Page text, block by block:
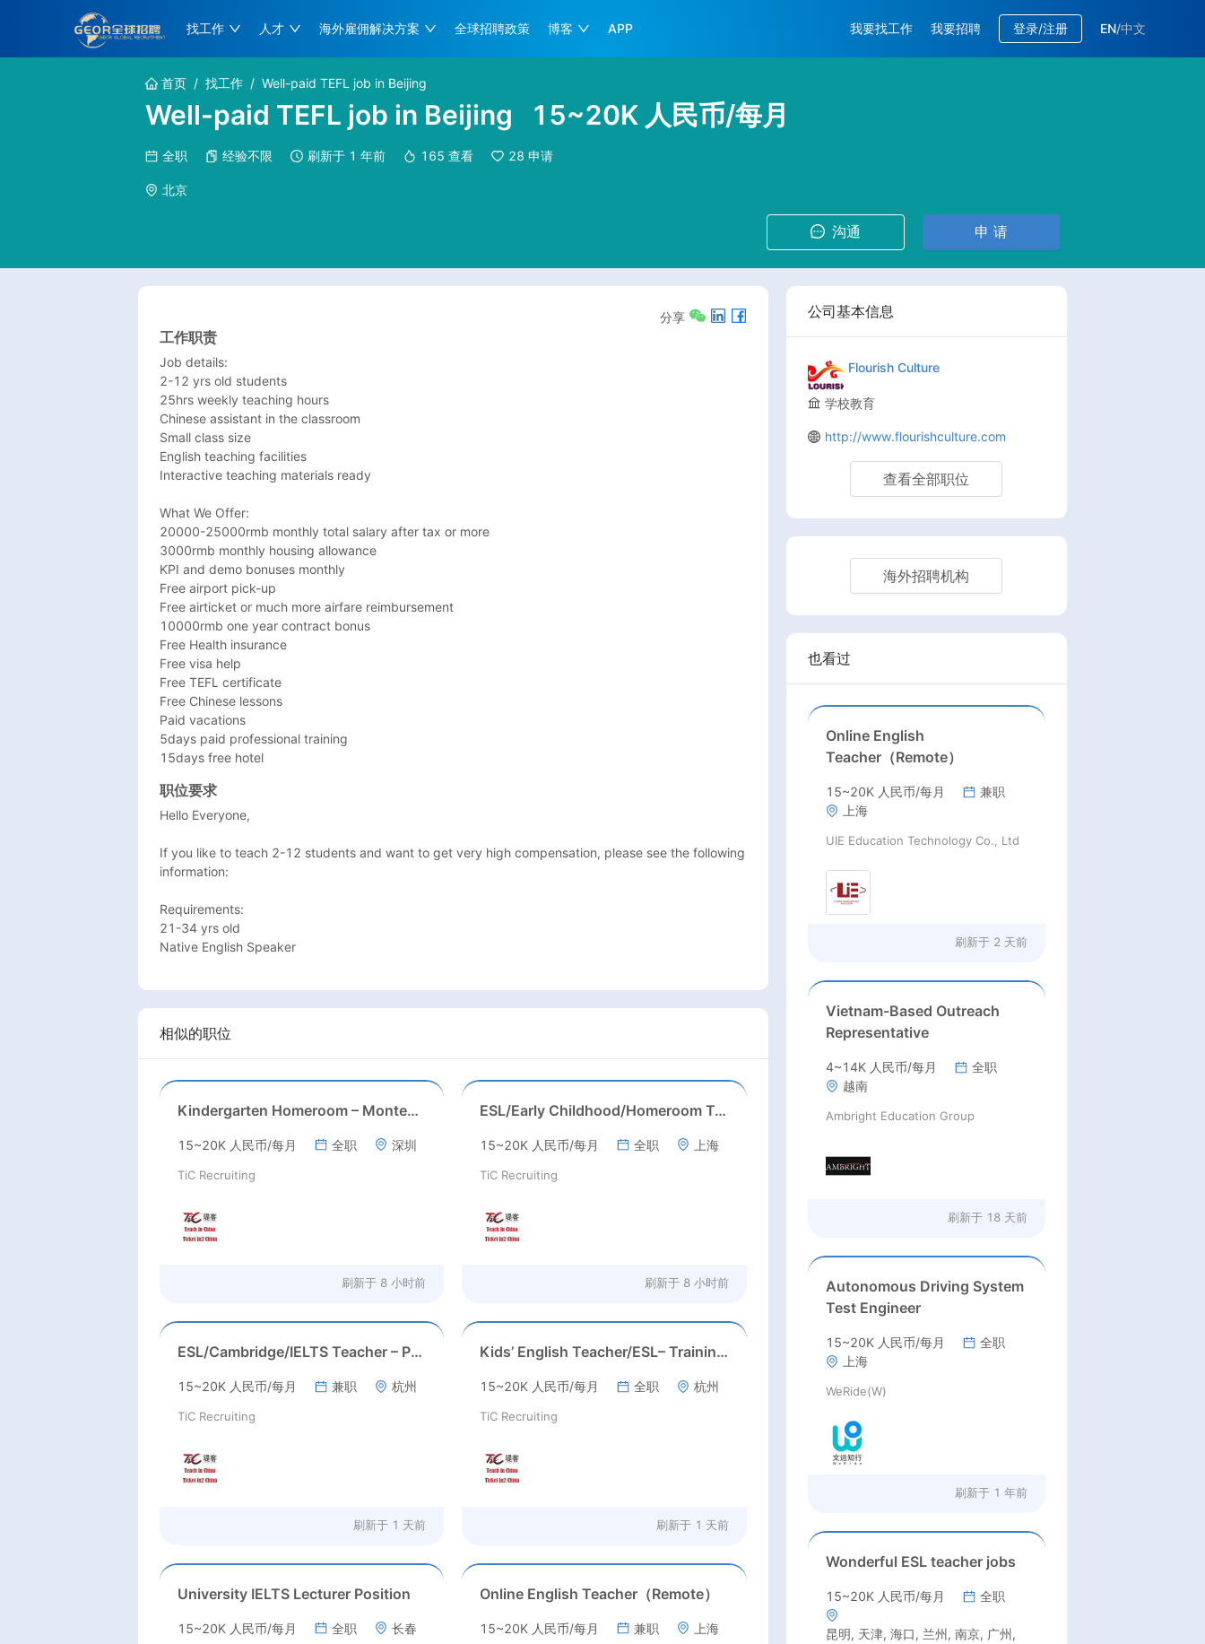
找工作 人才 海外雇佣解决方案 全球招聘政策 博客 APP 我要找工作 我要招聘 登录/注册 EN/中文
首页 / 找工作 / Well-paid TEFL job in Beijing
Well-paid TEFL job in Beijing 15~20K 人民币/每月
全职 经验不限 刷新于 1 年前 165 查看 28 申请
北京
沟通 申 请
分享
工作职责
Job details:
2-12 yrs old students
25hrs weekly teaching hours
Chinese assistant in the classroom
Small class size
English teaching facilities
Interactive teaching materials ready
What We Offer:
20000-25000rmb monthly total salary after tax or more
3000rmb monthly housing allowance
KPI and demo bonuses monthly
Free airport pick-up
Free airticket or much more airfare reimbursement
10000rmb one year contract bonus
Free Health insurance
Free visa help
Free TEFL certificate
Free Chinese lessons
Paid vacations
5days paid professional training
15days free hotel
职位要求
Hello Everyone,
If you like to teach 2-12 students and want to get very high compensation, please see the following
information:
Requirements:
21-34 yrs old
Native English Speaker
相似的职位
Kindergarten Homeroom – Montessori/EYFS/Reggio/Froebel/PYP
15~20K 人民币/每月 全职 深圳
TiC Recruiting
刷新于 8 小时前
ESL/Early Childhood/Homeroom Teacher – Pre-K/Kindergarten
15~20K 人民币/每月 全职 上海
TiC Recruiting
刷新于 8 小时前
ESL/Cambridge/IELTS Teacher – Primary to Secondary
15~20K 人民币/每月 兼职 杭州
TiC Recruiting
刷新于 1 天前
Kids’ English Teacher/ESL– Training Center, Ages 3-12
15~20K 人民币/每月 全职 杭州
TiC Recruiting
刷新于 1 天前
University IELTS Lecturer Position
15~20K 人民币/每月 全职 长春
Online English Teacher（Remote）
15~20K 人民币/每月 兼职 上海
公司基本信息
Flourish Culture
学校教育
http://www.flourishculture.com
查看全部职位
海外招聘机构
也看过
Online English
Teacher（Remote）
15~20K 人民币/每月
兼职
上海
UIE Education Technology Co., Ltd
刷新于 2 天前
Vietnam-Based Outreach
Representative
4~14K 人民币/每月
全职
越南
Ambright Education Group
刷新于 18 天前
Autonomous Driving System
Test Engineer
15~20K 人民币/每月
全职
上海
WeRide(W)
刷新于 1 年前
Wonderful ESL teacher jobs
15~20K 人民币/每月 全职
昆明, 天津, 海口, 兰州, 南京, 广州,